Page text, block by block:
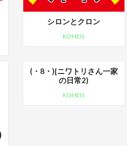
シロンとクロン
KOHEIS
(・8・){ニワトリさん一家
の日常2)
KOHEIS